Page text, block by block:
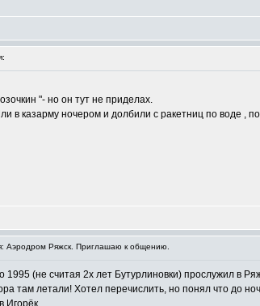
"- но он тут не приделах.
казарму ночером и долбили с ракетниц по воде , по
Аэродром Ряжск. Приглашаю к общению.
(не считая 2х лет Бутурлиновки) прослужил в
там летали! Хотел перечислить, но понял что до
Игорёк.